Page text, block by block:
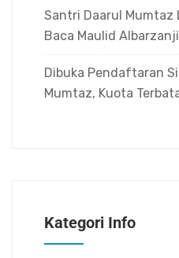
Santri Daarul Mumtaz
Baca Maulid Albarzanji
Dibuka Pendaftaran
Mumtaz, Kuota
Kategori Info